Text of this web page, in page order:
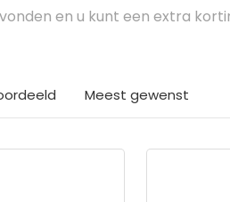
en u kunt een extra
Meest gewenst